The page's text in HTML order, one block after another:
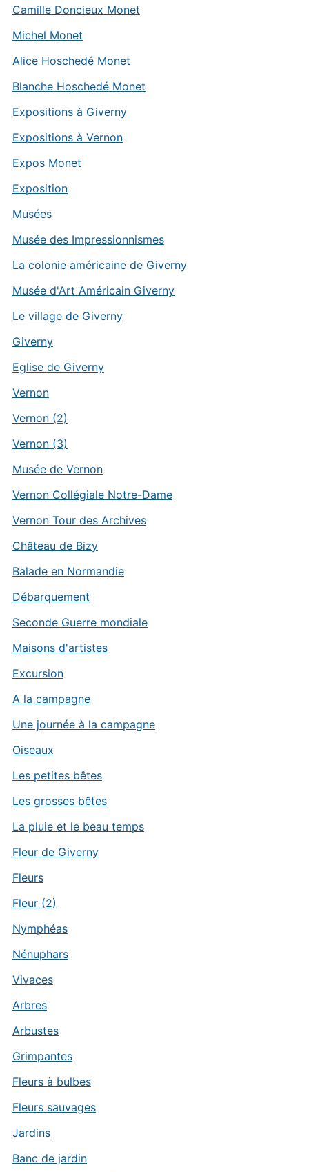
Camille Doncieux Monet
Michel Monet
Alice Hoschedé Monet
Blanche Hoschedé Monet
Expositions à Giverny
Expositions à Vernon
Expos Monet
Exposition
Musées
Musée des Impressionnismes
La colonie américaine de Giverny
Musée d'Art Américain Giverny
Le village de Giverny
Giverny
Eglise de Giverny
Vernon
Vernon (2)
Vernon (3)
Musée de Vernon
Vernon Collégiale Notre-Dame
Vernon Tour des Archives
Château de Bizy
Balade en Normandie
Débarquement
Seconde Guerre mondiale
Maisons d'artistes
Excursion
A la campagne
Une journée à la campagne
Oiseaux
Les petites bêtes
Les grosses bêtes
La pluie et le beau temps
Fleur de Giverny
Fleurs
Fleur (2)
Nymphéas
Nénuphars
Vivaces
Arbres
Arbustes
Grimpantes
Fleurs à bulbes
Fleurs sauvages
Jardins
Banc de jardin